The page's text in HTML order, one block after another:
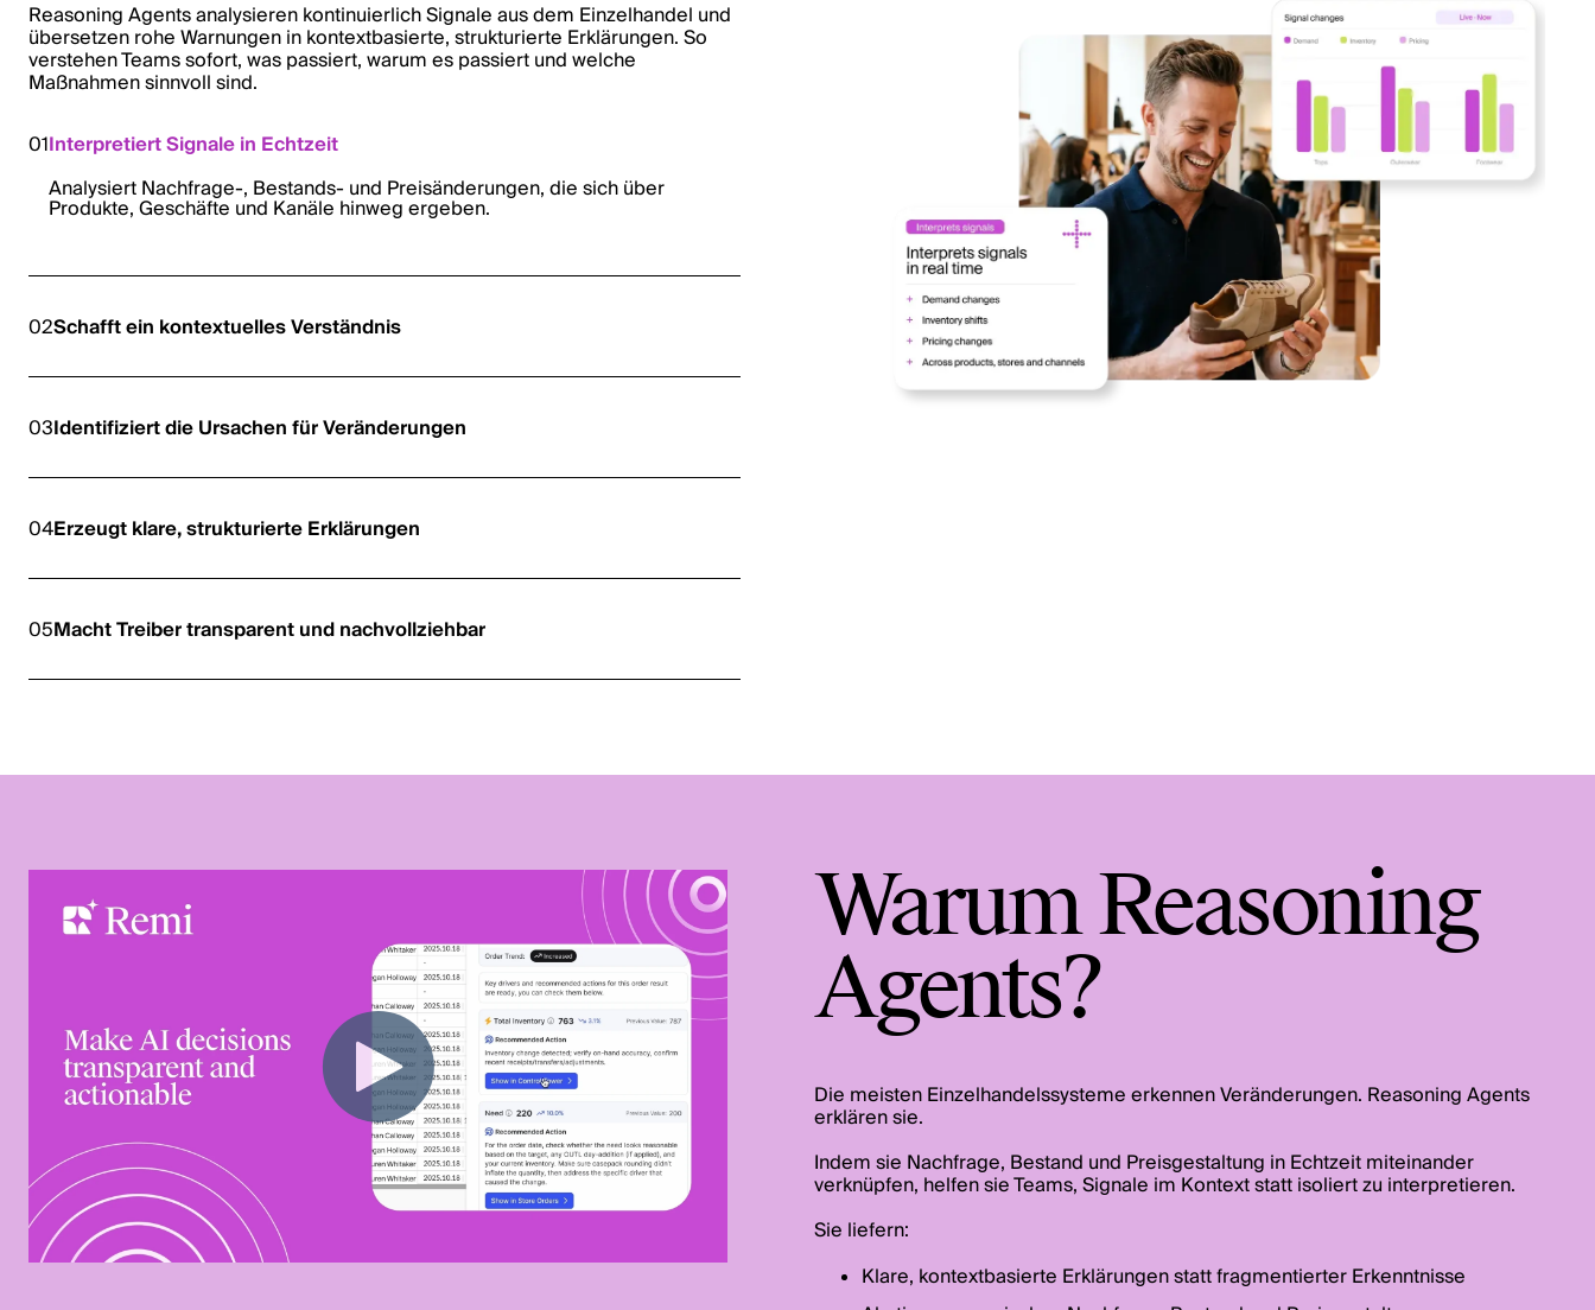
Reasoning Agents analysieren kontinuierlich Signale aus dem Einzelhandel und
übersetzen rohe Warnungen in kontextbasierte, strukturierte Erklärungen. So
verstehen Teams sofort, was passiert, warum es passiert und welche
Maßnahmen sinnvoll sind.
01Interpretiert Signale in Echtzeit
Analysiert Nachfrage-, Bestands- und Preisänderungen, die sich über
Produkte, Geschäfte und Kanäle hinweg ergeben.
02Schafft ein kontextuelles Verständnis
03Identifiziert die Ursachen für Veränderungen
04Erzeugt klare, strukturierte Erklärungen
05Macht Treiber transparent und nachvollziehbar
Warum Reasoning
Agents?
Die meisten Einzelhandelssysteme erkennen Veränderungen. Reasoning Agents
erklären sie.
Indem sie Nachfrage, Bestand und Preisgestaltung in Echtzeit miteinander
verknüpfen, helfen sie Teams, Signale im Kontext statt isoliert zu interpretieren.
Sie liefern:
Klare, kontextbasierte Erklärungen statt fragmentierter Erkenntnisse